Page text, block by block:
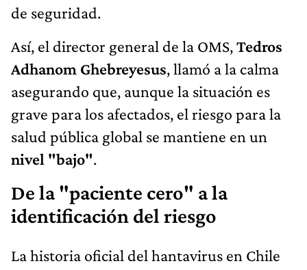
de seguridad.
Así, el director general de la OMS,Tedros
Adhanom Ghebreyesus, llamó a la calma
asegurando que, aunque la situación es
grave para los afectados, el riesgo para la
salud pública global se mantiene en un
nivel "bajo".
De la "paciente cero" a la
identificación del riesgo
La historia oficial del hantavirus en Chile